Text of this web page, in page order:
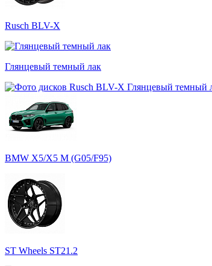
Rusch BLV-X
Глянцевый темный лак
BMW X5/X5 M (G05/F95)
ST Wheels ST21.2